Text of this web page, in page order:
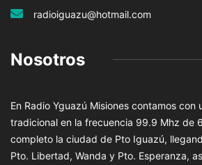
radioiguazu@hotmail.com
Nosotros
En Radio Yguazú Misiones contamos con
tradicional en la frecuencia 99.9 Mhz de
completo la ciudad de Pto Iguazú,
Pto. Libertad, Wanda y Pto. Esperanza,